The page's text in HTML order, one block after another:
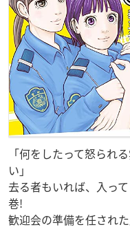
「何をしたって怒られ
い」
去る者もいれば、入っ
巻!
歓迎会の準備を任され